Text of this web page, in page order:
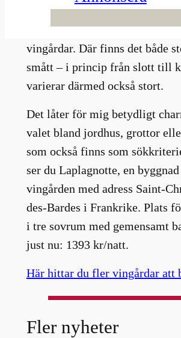
allt fler på Air b’n’b. Lagom
lanserar de möjligheten att söka
vingårdar. Där finns det både
smått – i princip från slott till
varierar därmed också stort.
Det låter för mig betydligt
valet bland jordhus, grottor
som också finns som
ser du Laplagnotte, en
vingården med adress Saint-
des-Bardes i Frankrike. Plats
i tre sovrum med gemensamt
just nu: 1393 kr/natt.
Här hittar du fler vingårdar att
Fler nyheter